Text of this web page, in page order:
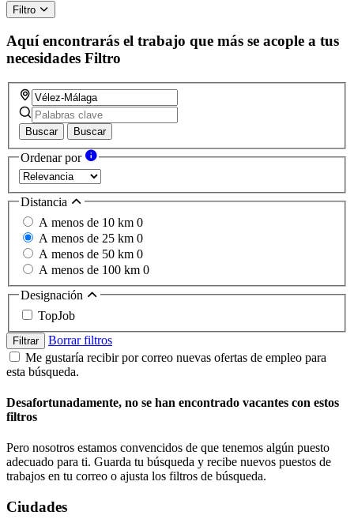
this
field
Filtro
Aquí encontrarás el trabajo que más se acople a tus
necesidades Filtro
Buscar Buscar
Ordenar por
Distancia
A menos de 10 km 0
A menos de 25 km 0
A menos de 50 km 0
A menos de 100 km 0
Designación
TopJob
Filtrar
Borrar filtros
Me gustaría recibir por correo nuevas ofertas de empleo para
esta búsqueda.
Desafortunadamente, no se han encontrado vacantes con estos
filtros
Pero nosotros estamos convencidos de que tenemos algún puesto
adecuado para ti. Guarda tu búsqueda y recibe nuevos puestos de
trabajos en tu correo o ajusta los filtros de búsqueda.
Ciudades